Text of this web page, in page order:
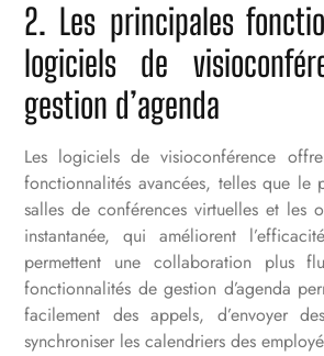
2. Les principales
logiciels de
gestion d’agenda
Les logiciels de visioconférence
fonctionnalités avancées, telles que le
salles de conférences virtuelles et les
instantanée, qui améliorent
permettent une collaboration plus
fonctionnalités de gestion d’agenda
facilement des appels, d’envoyer
synchroniser les calendriers des